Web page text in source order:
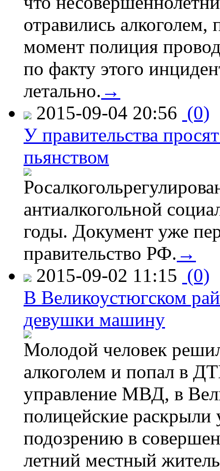
отравились
момент полиция
по факту этого
летально. →
2015-09-04 20:56 (0)
У правительства
пьянством
антиалкогольной
годы. Документ уже
правительство РФ. →
2015-09-02 11:15 (0)
В Великоустюгском
девушки машину
Молодой человек
алкоголем и попал в
управление МВД, в
полицейские
подозрению в
летний местный